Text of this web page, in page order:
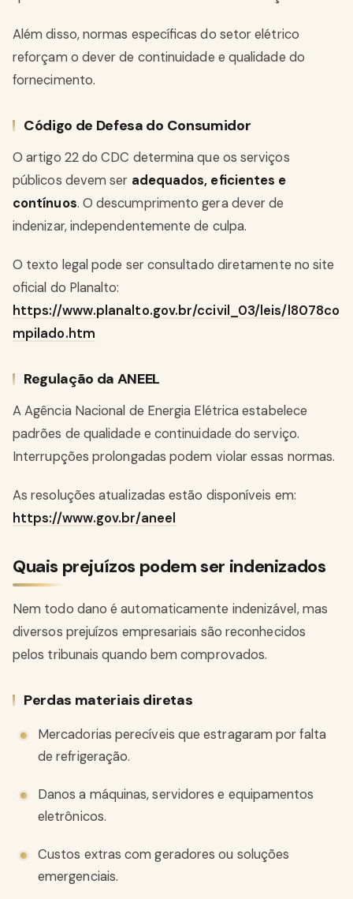
Além disso, normas específicas do setor elétrico
reforçam o dever de continuidade e qualidade do
fornecimento.
Código de Defesa do Consumidor
O artigo 22 do CDC determina que os serviços
públicos devem ser adequados, eficientes e
contínuos. O descumprimento gera dever de
indenizar, independentemente de culpa.
O texto legal pode ser consultado diretamente no site
oficial do Planalto:
https://www.planalto.gov.br/ccivil_03/leis/l8078co
mpilado.htm
Regulação da ANEEL
A Agência Nacional de Energia Elétrica estabelece
padrões de qualidade e continuidade do serviço.
Interrupções prolongadas podem violar essas normas.
As resoluções atualizadas estão disponíveis em:
https://www.gov.br/aneel
Quais prejuízos podem ser indenizados
Nem todo dano é automaticamente indenizável, mas
diversos prejuízos empresariais são reconhecidos
pelos tribunais quando bem comprovados.
Perdas materiais diretas
Mercadorias perecíveis que estragaram por falta
de refrigeração.
Danos a máquinas, servidores e equipamentos
eletrônicos.
Custos extras com geradores ou soluções
emergenciais.